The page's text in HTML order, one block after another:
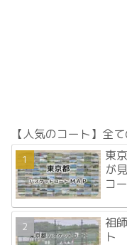
【人気のコート】全
東
が
コ
祖
ト